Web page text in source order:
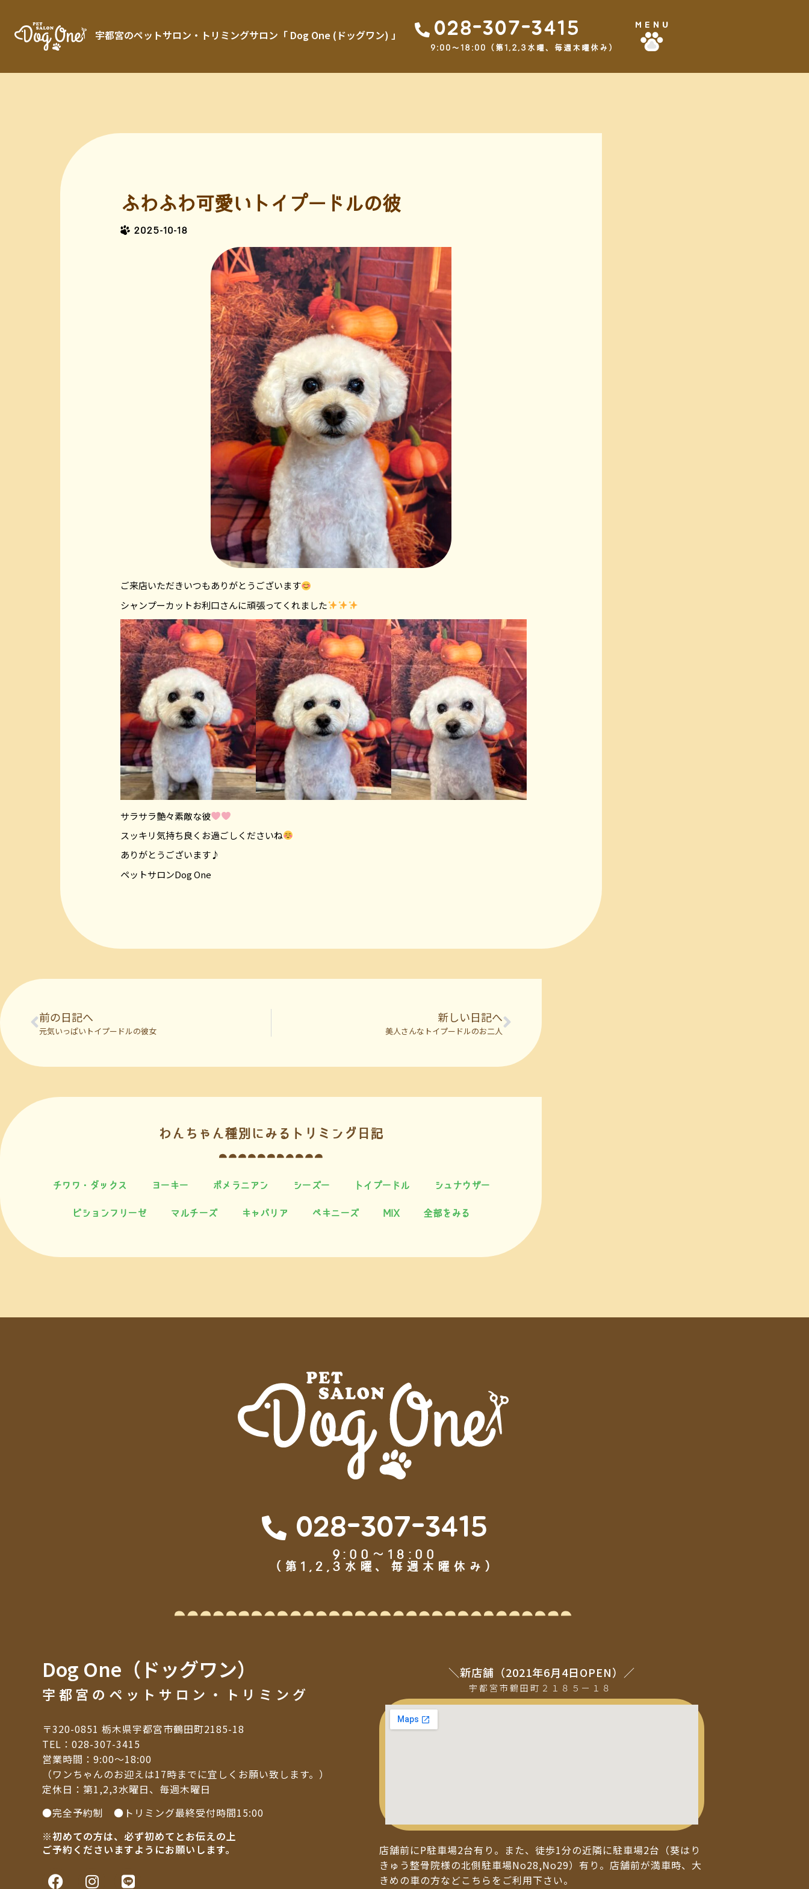
宇都宮のペットサロン・トリミングサロン「 Dog One (ドッグワン) 」 028-307-3415
9:00～18:00（第1,2,3水曜、毎週木曜休み）
MENU
ふわふわ可愛いトイプードルの彼
2025-10-18
ご来店いただきいつもありがとうございます
シャンプーカットお利口さんに頑張ってくれました
サラサラ艶々素敵な彼
スッキリ気持ち良くお過ごしくださいね
ありがとうございます♪
ペットサロンDog One
前の日記へ
元気いっぱいトイプードルの彼女
新しい日記へ
美人さんなトイプードルのお二人
わんちゃん種別にみるトリミング日記
チワワ・ダックス ヨーキー ポメラニアン シーズー トイプードル シュナウザー
ビションフリーゼ マルチーズ キャバリア ペキニーズ MIX 全部をみる
028-307-3415
9:00～18:00
（第1,2,3水曜、毎週木曜休み）
Dog One（ドッグワン）
宇都宮のペットサロン・トリミング
〒320-0851 栃木県宇都宮市鶴田町2185-18
TEL： 028-307-3415
営業時間：9:00～18:00
（ワンちゃんのお迎えは17時までに宜しくお願い致します。）
定休日：第1,2,3水曜日、毎週木曜日
●完全予約制 ●トリミング最終受付時間15:00
※初めての方は、必ず初めてとお伝えの上
ご予約くださいますようにお願いします。
＼新店舗（2021年6月4日OPEN）／
宇都宮市鶴田町２１８５ー１８
店舗前にP駐車場2台有り。また、徒歩1分の近隣に駐車場2台（葵はり
きゅう整骨院様の北側駐車場No28,No29）有り。店舗前が満車時、大
きめの車の方などこちらをご利用下さい。